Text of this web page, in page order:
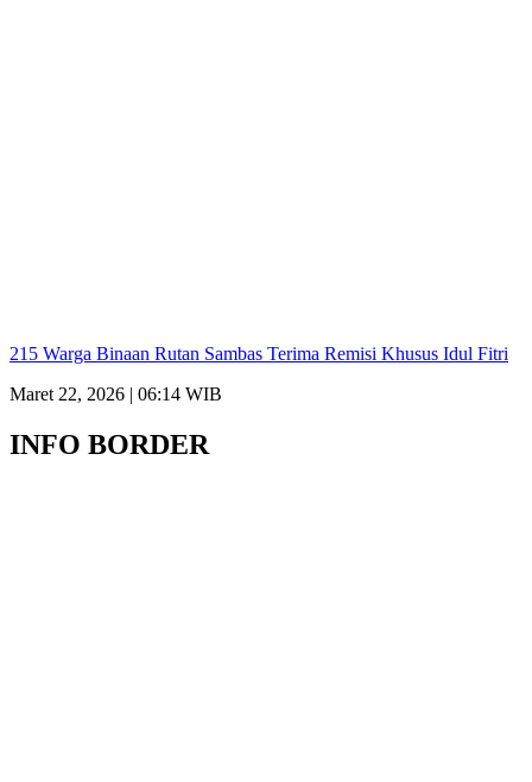
215 Warga Binaan Rutan Sambas Terima Remisi Khusus Idul Fitri
Maret 22, 2026 | 06:14 WIB
INFO BORDER